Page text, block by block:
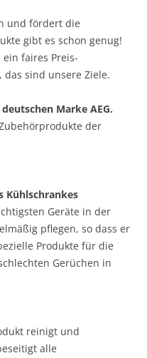
und fördert die
gibt es schon genug!
faires Preis-
sind unsere Ziele.
Marke AEG.
der
Kühlschrankes
Geräte in der
pflegen, so dass er
Produkte für die
Gerüchen in
reinigt und
alle